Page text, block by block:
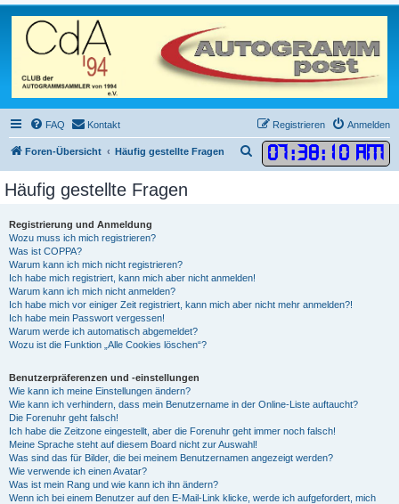
FAQ Kontakt Anmelden
Registrieren
Foren-Übersicht Häufig gestellte Fragen 07:38: 11 AM
u
Häufig gestellte Fragen
Registrierung und Anmeldung
Wozu muss ich mich registrieren?
Was ist COPPA?
Warum kann ich mich nicht registrieren?
Ich habe mich registriert, kann mich aber nicht anmelden!
Warum kann ich mich nicht anmelden?
Ich habe mich vor einiger Zeit registriert, kann mich aber nicht mehr anmelden?!
Ich habe mein Passwort vergessen!
Warum werde ich automatisch abgemeldet?
Wozu ist die Funktion „Alle Cookies löschen“?
Benutzerpräferenzen und -einstellungen
Wie kann ich meine Einstellungen ändern?
Wie kann ich verhindern, dass mein Benutzername in der Online-Liste auftaucht?
Die Forenuhr geht falsch!
Ich habe die Zeitzone eingestellt, aber die Forenuhr geht immer noch falsch!
Meine Sprache steht auf diesem Board nicht zur Auswahl!
Was sind das für Bilder, die bei meinem Benutzernamen angezeigt werden?
Wie verwende ich einen Avatar?
Was ist mein Rang und wie kann ich ihn ändern?
Wenn ich bei einem Benutzer auf den E-Mail-Link klicke, werde ich aufgefordert, mich